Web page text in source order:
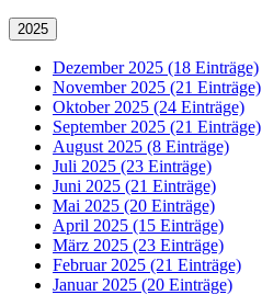
2025
Dezember 2025 (18 Einträge)
November 2025 (21 Einträge)
Oktober 2025 (24 Einträge)
September 2025 (21 Einträge)
August 2025 (8 Einträge)
Juli 2025 (23 Einträge)
Juni 2025 (21 Einträge)
Mai 2025 (20 Einträge)
April 2025 (15 Einträge)
März 2025 (23 Einträge)
Februar 2025 (21 Einträge)
Januar 2025 (20 Einträge)